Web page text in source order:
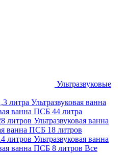
Ультразвуковые
литра Ультразвуковая ванна
ванна ПСБ 44 литра
литров Ультразвуковая ванна
ванна ПСБ 18 литров
литров Ультразвуковая ванна
ванна ПСБ 8 литров Все